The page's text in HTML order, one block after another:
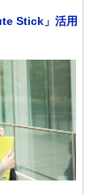
Stick」活用